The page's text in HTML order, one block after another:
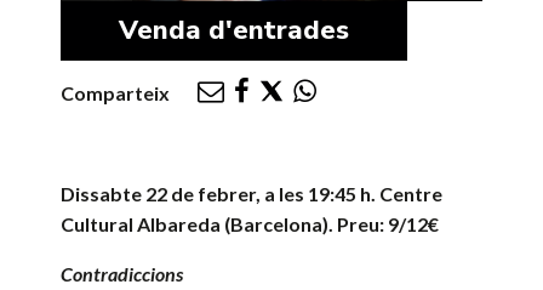
Venda d'entrades
Comparteix
Dissabte 22 de febrer, a les 19:45 h. Centre
Cultural Albareda (Barcelona). Preu: 9/12€
Contradiccions